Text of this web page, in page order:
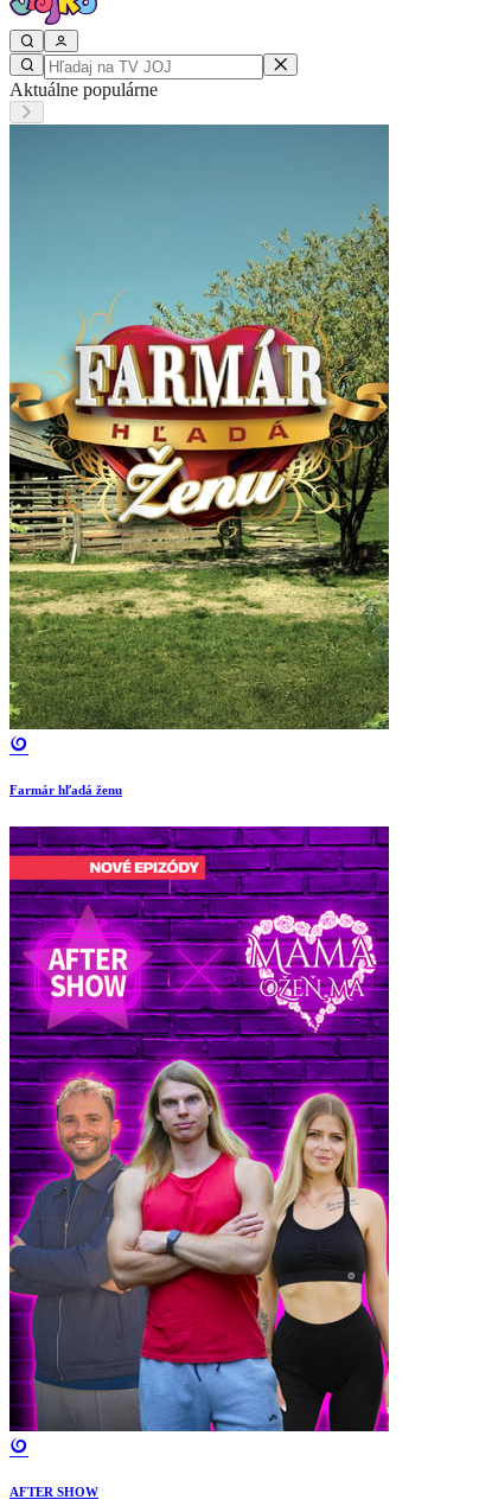
Aktuálne populárne
Farmár hľadá ženu
AFTER SHOW